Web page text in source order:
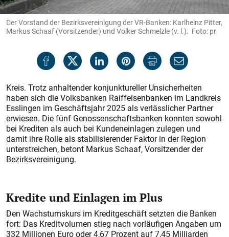
Der Vorstand der Bezirksvereinigung der VR-Banken: Karlheinz Pitter,
Markus Schaaf (Vorsitzender) und Volker Schmelzle (v. l.). Foto: pr
Kreis. Trotz anhaltender konjunktureller Unsicherheiten
haben sich die Volksbanken Raiffeisenbanken im Landkreis
Esslingen im Geschäftsjahr 2025 als verlässlicher Partner
erwiesen. Die fünf Genossenschaftsbanken konnten sowohl
bei Krediten als auch bei Kundeneinlagen zulegen und
damit ihre Rolle als stabilisierender Faktor in der Region
unterstreichen, betont Markus Schaaf, Vorsitzender der
Bezirksvereinigung.
Kredite und Einlagen im Plus
Den Wachstumskurs im Kreditgeschäft setzten die Banken
fort: Das Kreditvolumen stieg nach vorläufigen Angaben um
332 Millionen Euro oder 4,67 Prozent auf 7,45 Milliarden